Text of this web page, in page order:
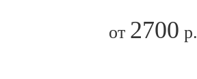
от 2700 р.